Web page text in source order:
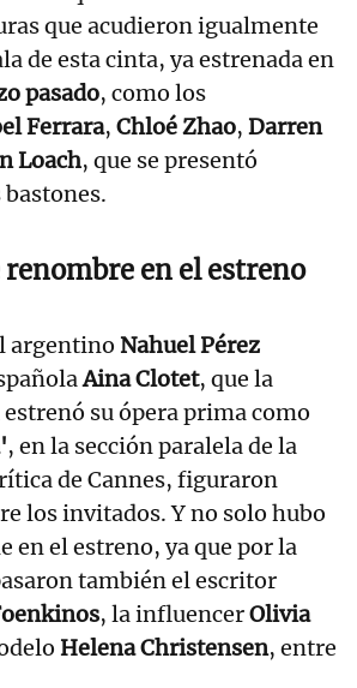
que acudieron igualmente
de esta cinta, ya estrenada en
pasado, como los
Ferrara, Chloé Zhao, Darren
Loach, que se presentó
bastones.
en el estreno
argentino Nahuel Pérez
Aina Clotet, que la
estrenó su ópera prima como
, en la sección paralela de la
de Cannes, figuraron
los invitados. Y no solo hubo
en el estreno, ya que por la
también el escritor
, la influencerOlivia
Helena Christensen, entre